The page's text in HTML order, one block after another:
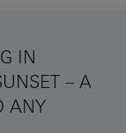
IN
– A
ANY